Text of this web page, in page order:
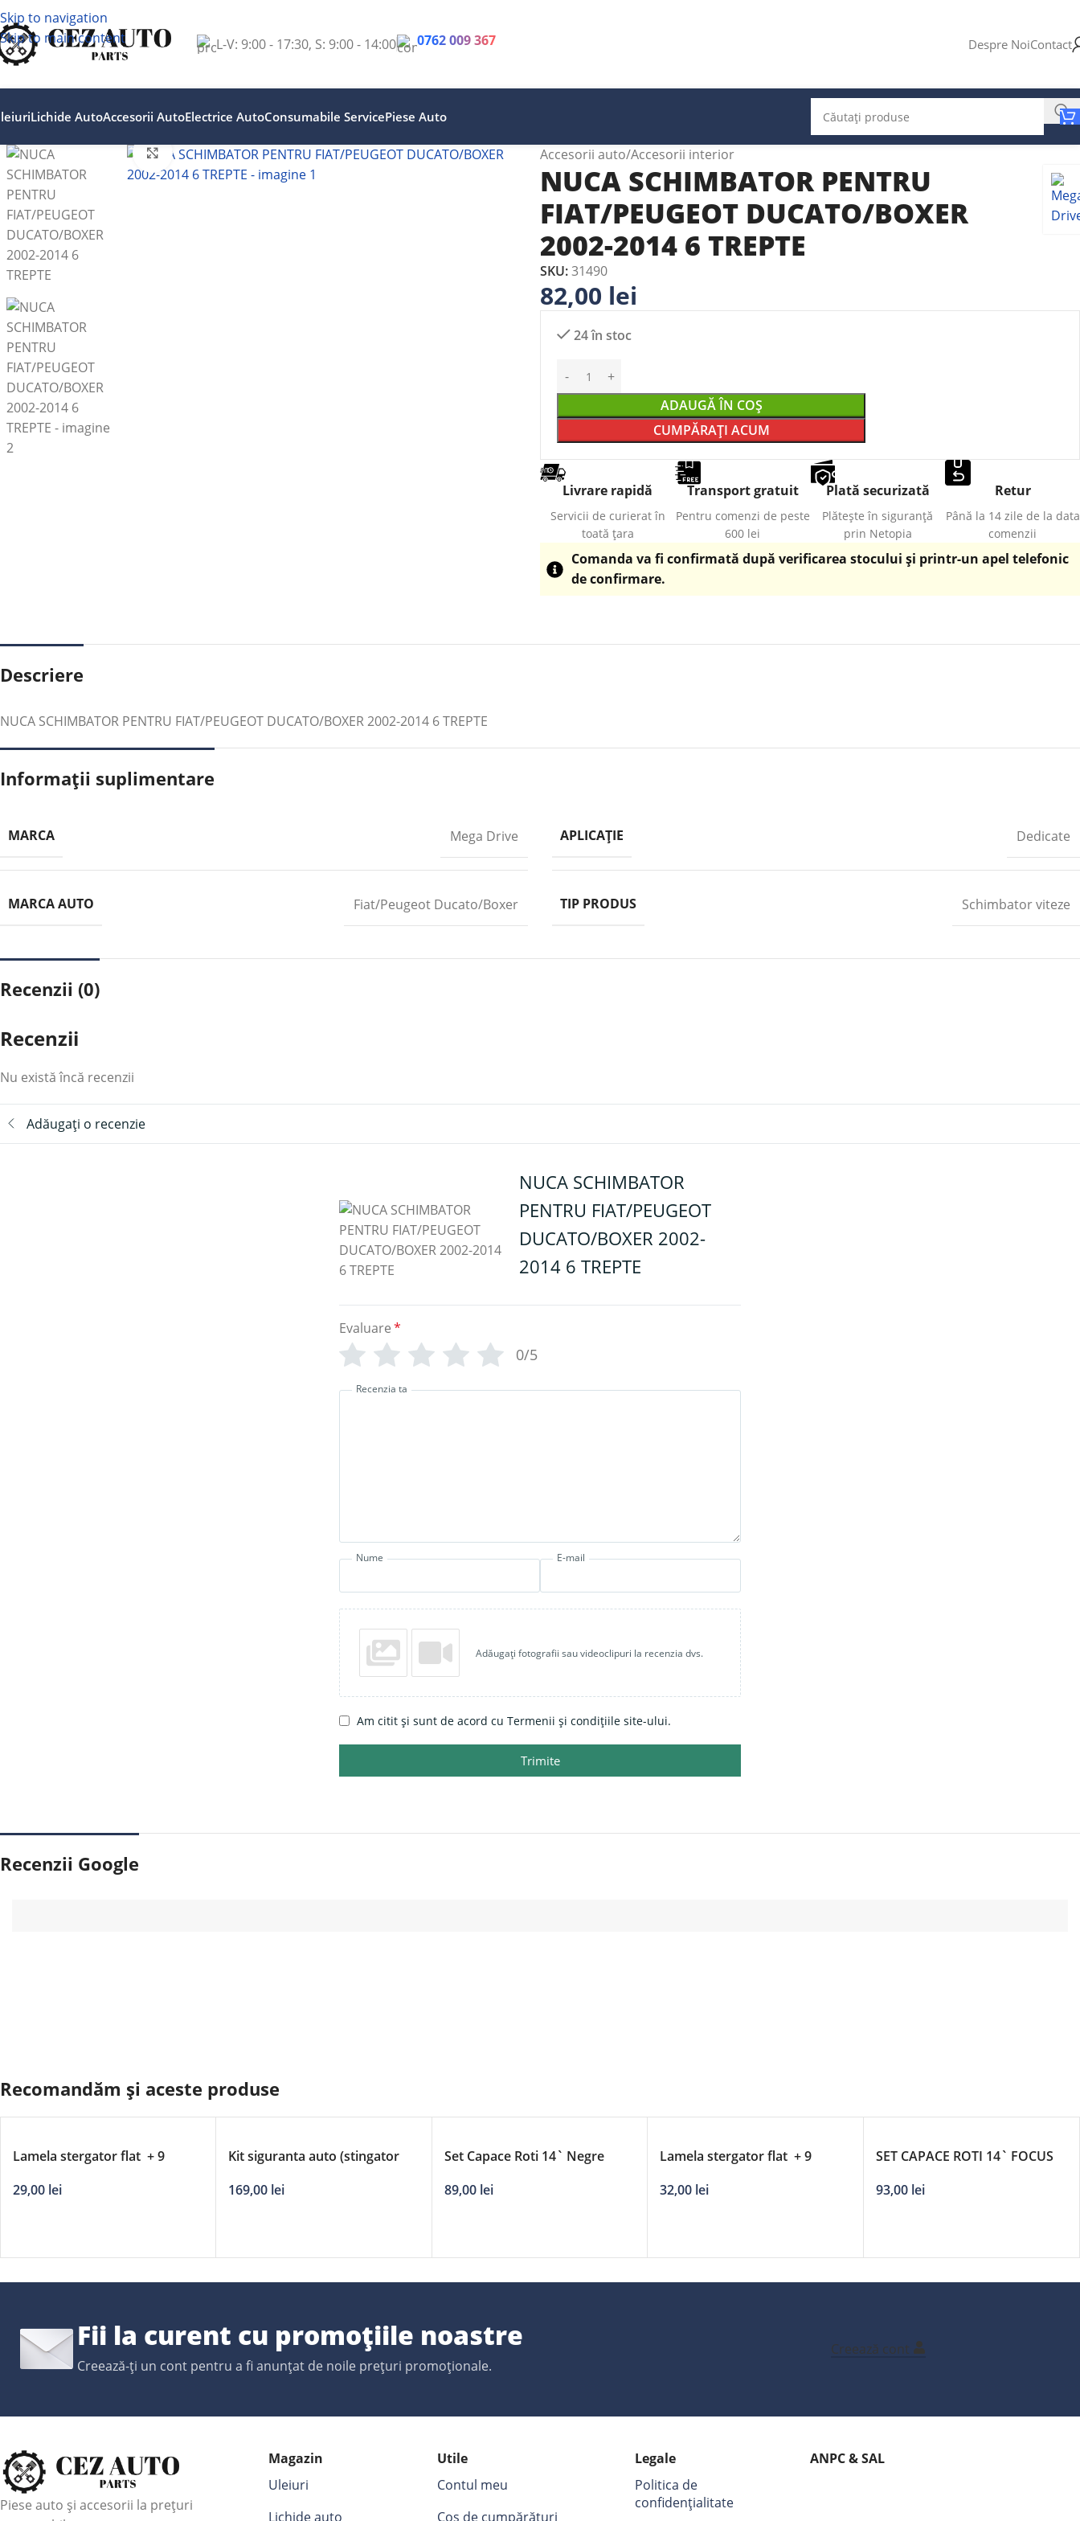
Skip to navigation
Skip to main content
L-V: 9:00 - 17:30, S: 9:00 - 14:00 0762 009 367 Despre NoiContact
Lichide AutoAccesorii AutoElectrice AutoConsumabile ServicePiese Auto
Faceți clic pentru a mări Accesorii auto Accesorii interior
NUCA SCHIMBATOR PENTRU
FIAT/PEUGEOT DUCATO/BOXER
2002-2014 6 TREPTE
SKU:31490
82,00 lei
24 în stoc
ADAUGĂ ÎN COȘ
CUMPĂRAȚI ACUM
Livrare rapidă
Servicii de curierat în
toată țara
Transport gratuit
Pentru comenzi de peste
600 lei
Plată securizată
Plătește în siguranță
prin Netopia
Retur
Până la 14 zile de la data
comenzii
Comanda va fi confirmată după verificarea stocului și printr-un apel telefonic
de confirmare.
Descriere
NUCA SCHIMBATOR PENTRU FIAT/PEUGEOT DUCATO/BOXER 2002-2014 6 TREPTE
Informații suplimentare
MARCA Mega Drive APLICAȚIE Dedicate
MARCA AUTO Fiat/Peugeot Ducato/Boxer TIP PRODUS Schimbator viteze
Recenzii (0)
Recenzii
Nu există încă recenzii
Adăugați o recenzie
NUCA SCHIMBATOR
PENTRU FIAT/PEUGEOT
DUCATO/BOXER 2002-
2014 6 TREPTE
Evaluare*
0/5
Recenzia ta
Nume E-mail
Adăugați fotografii sau videoclipuri la recenzia dvs.
Am citit și sunt de acord cu Termenii și condițiile site-ului.
Trimite
Recenzii Google
Recomandăm și aceste produse
Lamela stergator flat + 9
29,00 lei
Kit siguranta auto (stingator
2*triunghi reflect, vesta reflect,
169,00 lei
Set Capace Roti 14` Negre
89,00 lei
Lamela stergator flat + 9
32,00 lei
SET CAPACE ROTI 14` FOCUS
93,00 lei
Fii la curent cu promoțiile noastre
Creează-ți un cont pentru a fi anunțat de noile prețuri promoționale.
Creează cont
Piese auto și accesorii la prețuri
Magazin
Uleiuri
Lichide auto
Utile
Contul meu
Coș de cumpărături
Legale
Politica de
confidențialitate
ANPC & SAL